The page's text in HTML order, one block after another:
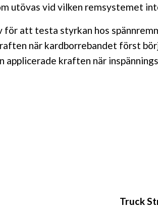
utövas vid vilken remsystemet
att testa styrkan hos
när kardborrebandet först
kraften när
Truck